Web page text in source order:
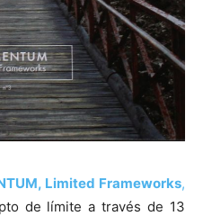
Limited Frameworks,
de límite a través de 13